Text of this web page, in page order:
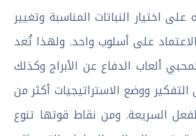
اختيار النباتات المناسبة وتغيير
على أسلوب واحد. ولهذا تُعد
ألعاب الدفاع عن الأبراج وكذلك
التفكير ووضع الاستراتيجيات أكثر من
السريعة. ومن نقاط قوتها تنوع